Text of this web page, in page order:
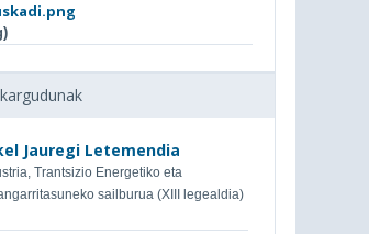
Jauregi Letemendia
Trantsizio Energetiko eta
sailburua (XIII legealdia)